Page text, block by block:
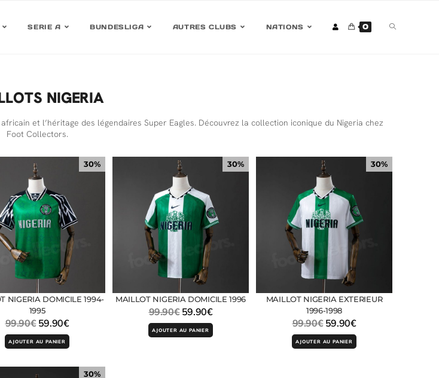
SERIE A BUNDESLIGA AUTRES CLUBS NATIONS 0
NIGERIA
et l’héritage des légendaires Super Eagles. Découvrez la collection iconique du Nigeria chez
Foot Collectors.
30%
NIGERIA DOMICILE 1994-
1995
99.90€ 59.90€
AJOUTER AU PANIER
30%
MAILLOT NIGERIA DOMICILE 1996
99.90€ 59.90€
AJOUTER AU PANIER
30%
MAILLOT NIGERIA EXTERIEUR
1996-1998
99.90€ 59.90€
AJOUTER AU PANIER
30%